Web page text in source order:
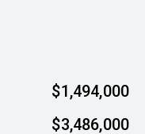
$1,494,000
$3,486,000